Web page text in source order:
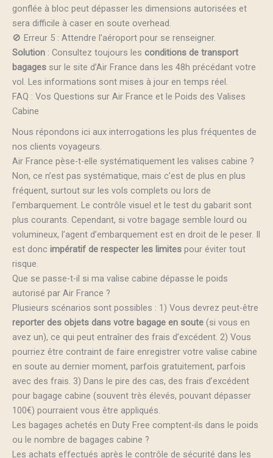
gonflée à bloc peut dépasser les dimensions autorisées et
sera difficile à caser en soute overhead.
🚫 Erreur 5 : Attendre l’aéroport pour se renseigner.
Solution : Consultez toujours les conditions de transport
bagages sur le site d’Air France dans les 48h précédant votre
vol. Les informations sont mises à jour en temps réel.
FAQ : Vos Questions sur Air France et le Poids des Valises
Cabine
Nous répondons ici aux interrogations les plus fréquentes de
nos clients voyageurs.
Air France pèse-t-elle systématiquement les valises cabine ?
Non, ce n’est pas systématique, mais c’est de plus en plus
fréquent, surtout sur les vols complets ou lors de
l’embarquement. Le contrôle visuel et le test du gabarit sont
plus courants. Cependant, si votre bagage semble lourd ou
volumineux, l’agent d’embarquement est en droit de le peser. Il
est donc impératif de respecter les limites pour éviter tout
risque.
Que se passe-t-il si ma valise cabine dépasse le poids
autorisé par Air France ?
Plusieurs scénarios sont possibles : 1) Vous devrez peut-être
reporter des objets dans votre bagage en soute (si vous en
avez un), ce qui peut entraîner des frais d’excédent. 2) Vous
pourriez être contraint de faire enregistrer votre valise cabine
en soute au dernier moment, parfois gratuitement, parfois
avec des frais. 3) Dans le pire des cas, des frais d’excédent
pour bagage cabine (souvent très élevés, pouvant dépasser
100€) pourraient vous être appliqués.
Les bagages achetés en Duty Free comptent-ils dans le poids
ou le nombre de bagages cabine ?
Les achats effectués après le contrôle de sécurité dans les